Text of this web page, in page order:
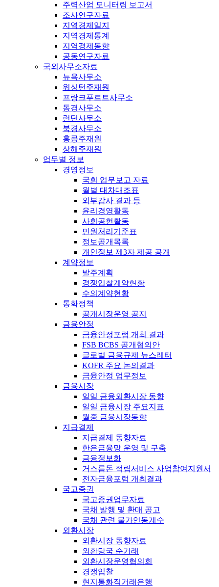
주력산업 모니터링 보고서
조사연구자료
지역경제일지
지역경제통계
지역경제동향
공동연구자료
국외사무소자료
뉴욕사무소
워싱턴주재원
프랑크푸르트사무소
동경사무소
런던사무소
북경사무소
홍콩주재원
상해주재원
업무별 정보
경영정보
국회 업무보고 자료
월별 대차대조표
외부감사 결과 등
윤리경영활동
사회공헌활동
민원처리기준표
정보공개목록
개인정보 제3자 제공 공개
계약정보
발주계획
경쟁입찰계약현황
수의계약현황
통화정책
공개시장운영 공지
금융안정
금융안정포럼 개최 결과
FSB BCBS 공개협의안
글로벌 금융규제 뉴스레터
KOFR 주요 논의결과
금융안정 업무정보
금융시장
일일 금융외환시장 동향
일일 금융시장 주요지표
월중 금융시장동향
지급결제
지급결제 동향자료
한은금융망 운영 및 구축
금융정보화
거스름돈 적립서비스 사업참여지원서
전자금융포럼 개최결과
국고증권
국고증권업무자료
국채 발행 및 환매 공고
국채 관련 물가연동계수
외환시장
외환시장 동향자료
외환당국 순거래
외환시장운영협의회
경쟁입찰
현지통화직거래은행